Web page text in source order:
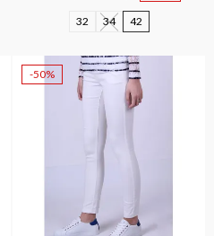
32 34 42
-50%